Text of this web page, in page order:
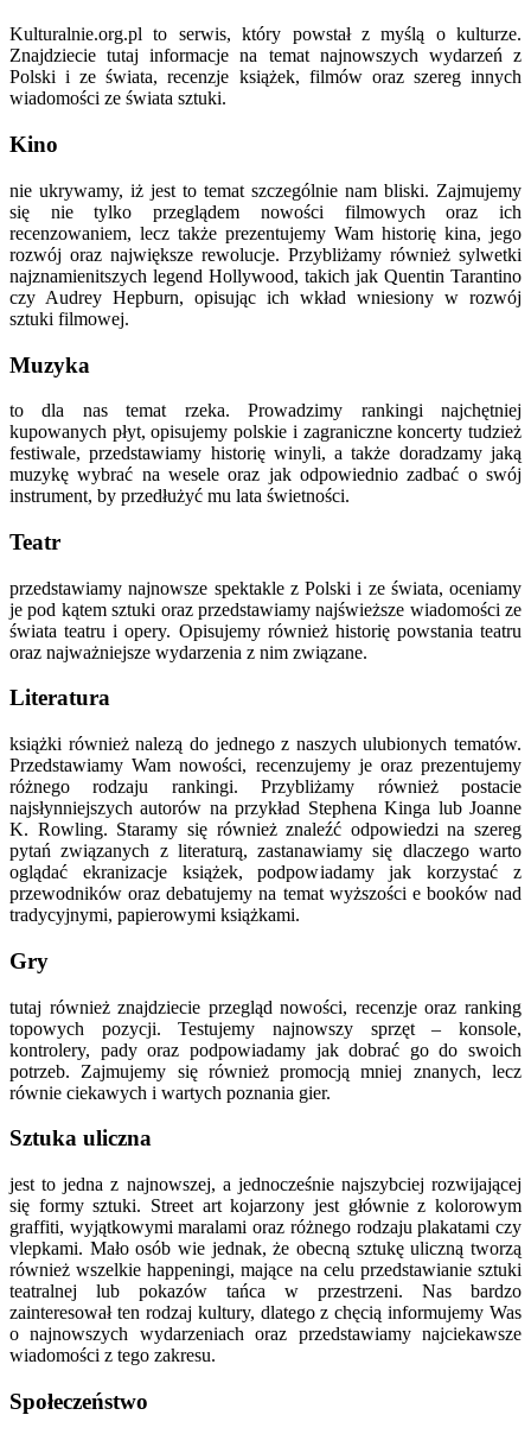
Kulturalnie.org.pl to serwis, który powstał z myślą o kulturze.
Znajdziecie tutaj informacje na temat najnowszych wydarzeń z
Polski i ze świata, recenzje książek, filmów oraz szereg innych
wiadomości ze świata sztuki.
Kino
nie ukrywamy, iż jest to temat szczególnie nam bliski. Zajmujemy
się nie tylko przeglądem nowości filmowych oraz ich
recenzowaniem, lecz także prezentujemy Wam historię kina, jego
rozwój oraz największe rewolucje. Przybliżamy również sylwetki
najznamienitszych legend Hollywood, takich jak Quentin Tarantino
czy Audrey Hepburn, opisując ich wkład wniesiony w rozwój
sztuki filmowej.
Muzyka
to dla nas temat rzeka. Prowadzimy rankingi najchętniej
kupowanych płyt, opisujemy polskie i zagraniczne koncerty tudzież
festiwale, przedstawiamy historię winyli, a także doradzamy jaką
muzykę wybrać na wesele oraz jak odpowiednio zadbać o swój
instrument, by przedłużyć mu lata świetności.
Teatr
przedstawiamy najnowsze spektakle z Polski i ze świata, oceniamy
je pod kątem sztuki oraz przedstawiamy najświeższe wiadomości ze
świata teatru i opery. Opisujemy również historię powstania teatru
oraz najważniejsze wydarzenia z nim związane.
Literatura
książki również nalezą do jednego z naszych ulubionych tematów.
Przedstawiamy Wam nowości, recenzujemy je oraz prezentujemy
różnego rodzaju rankingi. Przybliżamy również postacie
najsłynniejszych autorów na przykład Stephena Kinga lub Joanne
K. Rowling. Staramy się również znaleźć odpowiedzi na szereg
pytań związanych z literaturą, zastanawiamy się dlaczego warto
oglądać ekranizacje książek, podpowiadamy jak korzystać z
przewodników oraz debatujemy na temat wyższości e booków nad
tradycyjnymi, papierowymi książkami.
Gry
tutaj również znajdziecie przegląd nowości, recenzje oraz ranking
topowych pozycji. Testujemy najnowszy sprzęt – konsole,
kontrolery, pady oraz podpowiadamy jak dobrać go do swoich
potrzeb. Zajmujemy się również promocją mniej znanych, lecz
równie ciekawych i wartych poznania gier.
Sztuka uliczna
jest to jedna z najnowszej, a jednocześnie najszybciej rozwijającej
się formy sztuki. Street art kojarzony jest głównie z kolorowym
graffiti, wyjątkowymi maralami oraz różnego rodzaju plakatami czy
vlepkami. Mało osób wie jednak, że obecną sztukę uliczną tworzą
również wszelkie happeningi, mające na celu przedstawianie sztuki
teatralnej lub pokazów tańca w przestrzeni. Nas bardzo
zainteresował ten rodzaj kultury, dlatego z chęcią informujemy Was
o najnowszych wydarzeniach oraz przedstawiamy najciekawsze
wiadomości z tego zakresu.
Społeczeństwo